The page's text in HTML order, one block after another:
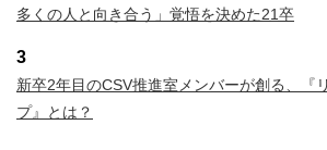
多くの人と向き合う」覚悟を決めた21卒
3
新卒2年目のCSV推進室メンバーが創る、『
プ』とは？